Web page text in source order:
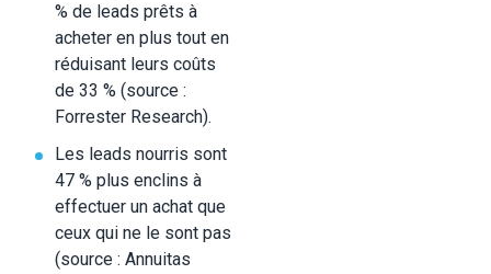
% de leads prêts à
acheter en plus tout en
réduisant leurs coûts
de 33 % (source :
Forrester Research).
Les leads nourris sont
47 % plus enclins à
effectuer un achat que
ceux qui ne le sont pas
(source : Annuitas